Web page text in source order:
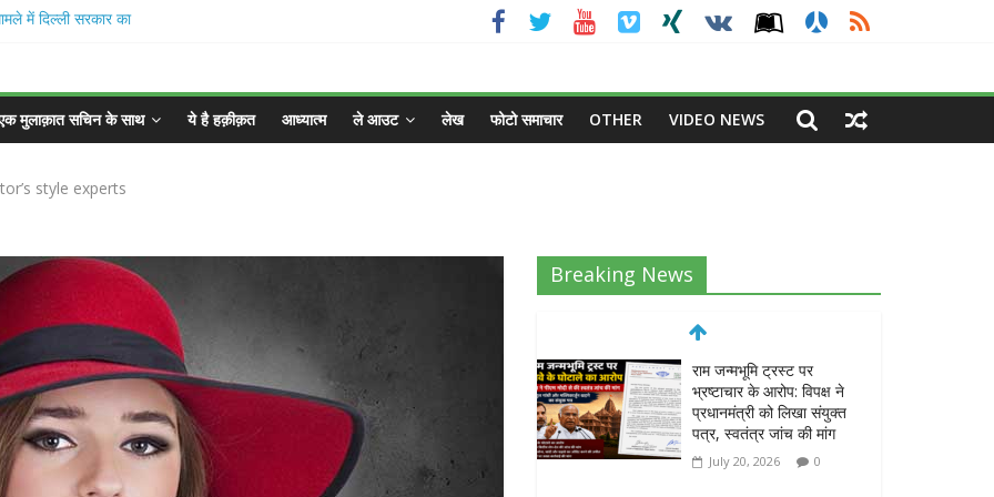
में प्रदर्शनकारियों
लिखा संयुक्त पत्र,
प्रेस की आजादी
आदेश: ‘कॉकरोच जनता
बहाल
मुलाक़ात सचिन के साथ ये है हक़ीक़त आध्यात्म ले आउट लेख फोटो समाचार OTHER VIDEO NEWS
style experts
Breaking News
राम जन्मभूमि ट्रस्ट पर
भ्रष्टाचार के आरोप: विपक्ष ने
प्रधानमंत्री को लिखा संयुक्त
पत्र, स्वतंत्र जांच की मांग
July 20, 2026 0